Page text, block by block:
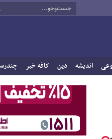
اندیشه دین کافه خبر